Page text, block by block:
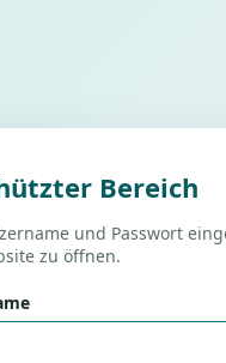
Bereich
und Passwort
zu öffnen.